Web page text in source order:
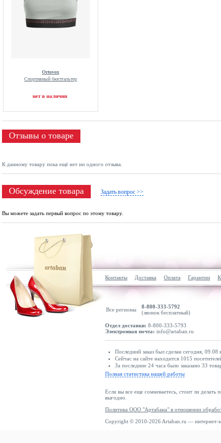
Ortovox
Спортивный бюстгальтер
нет в наличии
Отзывы о товаре
К данному товару пока ещё нет ни одного отзыва.
Обсуждение товара Задать вопрос >>
Вы можете задать первый вопрос по этому товару.
Контакты Доставка Оплата Гарантии
Все регионы
8-800-333-5792
(звонок бесплатный)
Отдел доставки: 8-800-333-5793
Электронная почта: info@artaban.ru
Последний заказ был сделан сегодня,
Сейчас на сайте находится 1015
За последние 24 часа было заказано 33
Полная статистика нашей работы
Если вы все еще сомневаетесь, стоит ли делать
выгодно.
Политика ООО "Артабана" в отношении
Copyright © 2010-2026 Artaban.ru — интернет-